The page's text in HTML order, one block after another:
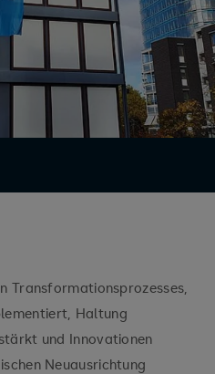
Transformationsprozesses,
Haltung
und Innovationen
Neuausrichtung